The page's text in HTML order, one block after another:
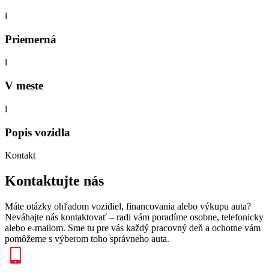
l
Priemerná
l
V meste
l
Popis vozidla
Kontakt
Kontaktujte nás
Máte otázky ohľadom vozidiel, financovania alebo výkupu auta?
Neváhajte nás kontaktovať – radi vám poradíme osobne, telefonicky
alebo e-mailom. Sme tu pre vás každý pracovný deň a ochotne vám
pomôžeme s výberom toho správneho auta.